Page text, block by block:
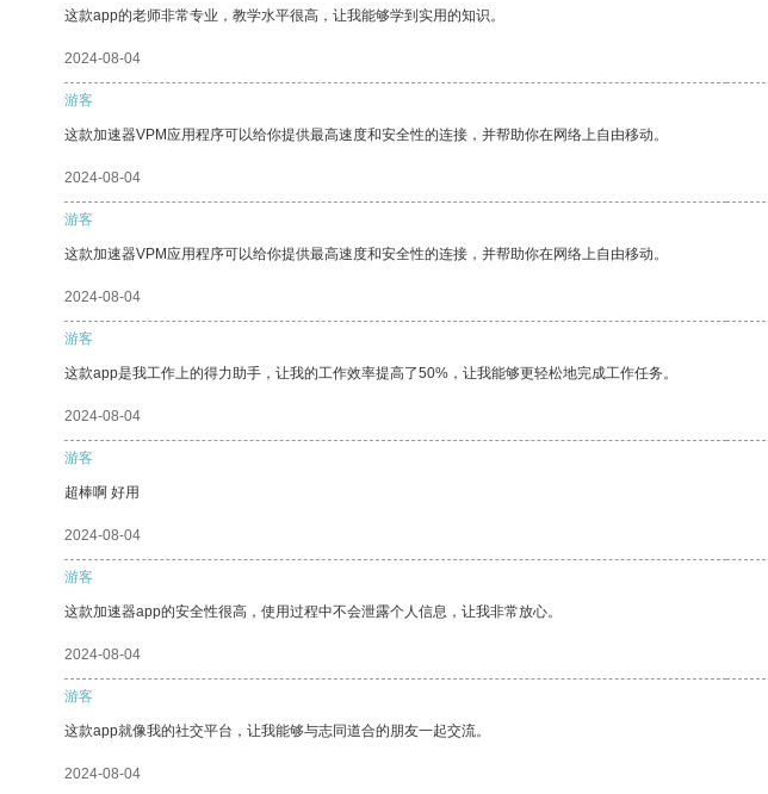
这款app的老师非常专业，教学水平很高，让我能够学到实用的知识。
2024-08-04
游客
这款加速器VPM应用程序可以给你提供最高速度和安全性的连接，并帮助你在网络上自由移动。
2024-08-04
游客
这款加速器VPM应用程序可以给你提供最高速度和安全性的连接，并帮助你在网络上自由移动。
2024-08-04
游客
这款app是我工作上的得力助手，让我的工作效率提高了50%，让我能够更轻松地完成工作任务。
2024-08-04
游客
超棒啊 好用
2024-08-04
游客
这款加速器app的安全性很高，使用过程中不会泄露个人信息，让我非常放心。
2024-08-04
游客
这款app就像我的社交平台，让我能够与志同道合的朋友一起交流。
2024-08-04